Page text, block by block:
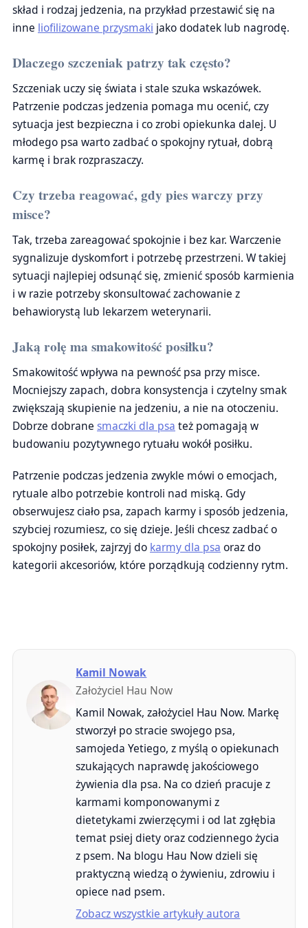
skład i rodzaj jedzenia, na przykład przestawić się na
inne liofilizowane przysmaki jako dodatek lub nagrodę.
Dlaczego szczeniak patrzy tak często?
Szczeniak uczy się świata i stale szuka wskazówek.
Patrzenie podczas jedzenia pomaga mu ocenić, czy
sytuacja jest bezpieczna i co zrobi opiekunka dalej. U
młodego psa warto zadbać o spokojny rytuał, dobrą
karmę i brak rozpraszaczy.
Czy trzeba reagować, gdy pies warczy przy
misce?
Tak, trzeba zareagować spokojnie i bez kar. Warczenie
sygnalizuje dyskomfort i potrzebę przestrzeni. W takiej
sytuacji najlepiej odsunąć się, zmienić sposób karmienia
i w razie potrzeby skonsultować zachowanie z
behawiorystą lub lekarzem weterynarii.
Jaką rolę ma smakowitość posiłku?
Smakowitość wpływa na pewność psa przy misce.
Mocniejszy zapach, dobra konsystencja i czytelny smak
zwiększają skupienie na jedzeniu, a nie na otoczeniu.
Dobrze dobrane smaczki dla psa też pomagają w
budowaniu pozytywnego rytuału wokół posiłku.
Patrzenie podczas jedzenia zwykle mówi o emocjach,
rytuale albo potrzebie kontroli nad miską. Gdy
obserwujesz ciało psa, zapach karmy i sposób jedzenia,
szybciej rozumiesz, co się dzieje. Jeśli chcesz zadbać o
spokojny posiłek, zajrzyj do karmy dla psa oraz do
kategorii akcesoriów, które porządkują codzienny rytm.
Kamil Nowak
Założyciel Hau Now
Kamil Nowak, założyciel Hau Now. Markę
stworzył po stracie swojego psa,
samojeda Yetiego, z myślą o opiekunach
szukających naprawdę jakościowego
żywienia dla psa. Na co dzień pracuje z
karmami komponowanymi z
dietetykami zwierzęcymi i od lat zgłębia
temat psiej diety oraz codziennego życia
z psem. Na blogu Hau Now dzieli się
praktyczną wiedzą o żywieniu, zdrowiu i
opiece nad psem.
Zobacz wszystkie artykuły autora